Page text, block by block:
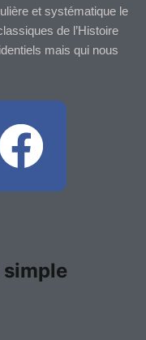
et systématique le
de l’Histoire
mais qui nous
F
a
e